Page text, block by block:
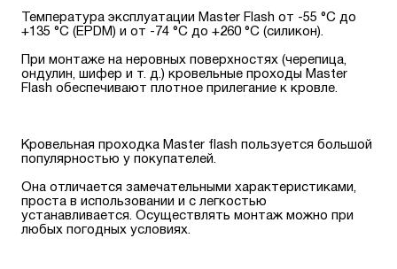
Температура эксплуатации Master Flash от -55 °С до
+135 °С (EPDM) и от -74 °С до +260 °С (силикон).
При монтаже на неровных поверхностях (черепица,
ондулин, шифер и т. д.) кровельные проходы Master
Flash обеспечивают плотное прилегание к кровле.
Кровельная проходка Master flash пользуется большой
популярностью у покупателей.
Она отличается замечательными характеристиками,
проста в использовании и с легкостью
устанавливается. Осуществлять монтаж можно при
любых погодных условиях.